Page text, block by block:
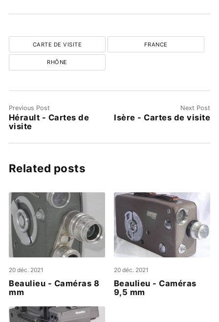
CARTE DE VISITE FRANCE
RHÔNE
Previous Post
Hérault - Cartes de
visite
Next Post
Isère - Cartes de visite
Related posts
20 déc. 2021
Beaulieu - Caméras 8
mm
20 déc. 2021
Beaulieu - Caméras
9,5 mm